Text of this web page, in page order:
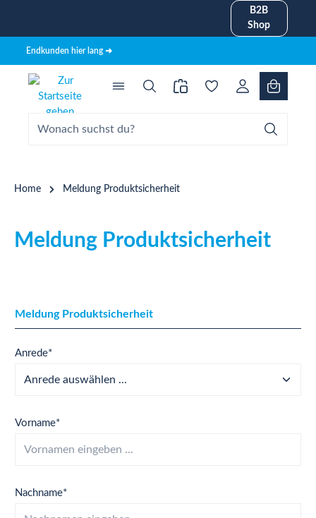
B2B
Shop
Endkunden hier lang ➜
Home Meldung Produktsicherheit
Meldung Produktsicherheit
Meldung Produktsicherheit
Anrede*
Vorname*
Nachname*